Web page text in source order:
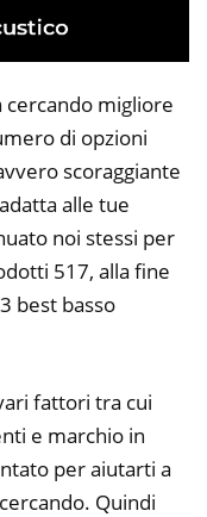
cercando migliore
di opzioni
scoraggiante
alle tue
noi stessi per
517, alla fine
best basso
fattori tra cui
e marchio in
per aiutarti a
Quindi